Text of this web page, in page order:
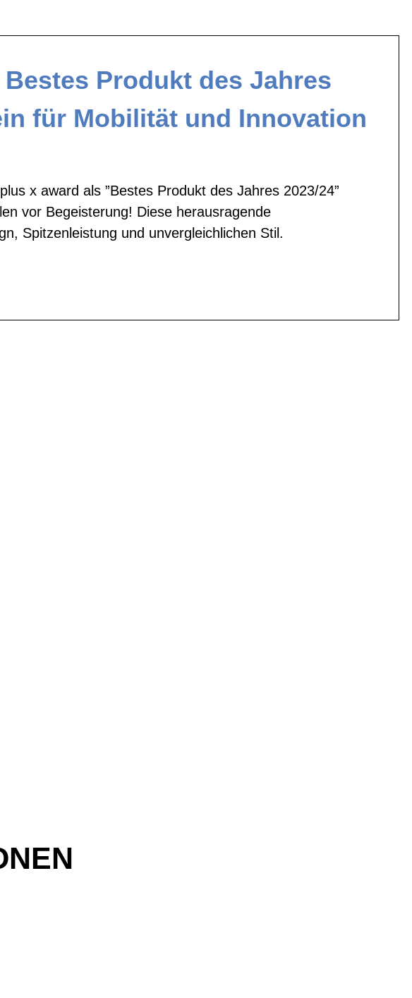
Produkt des Jahres
für Mobilität und Innovation
x award als ”Bestes Produkt des Jahres 2023/24”
vor Begeisterung! Diese herausragende
Spitzenleistung und unvergleichlichen Stil.